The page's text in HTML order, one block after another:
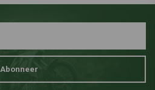
Abonneer